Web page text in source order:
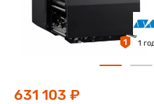
1 1
631 103 ₽